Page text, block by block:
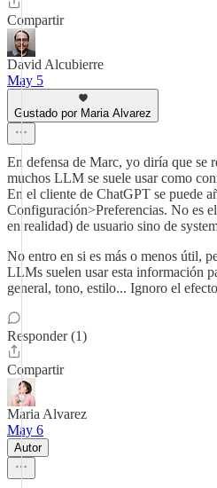
Compartir
David Alcubierre
May 5
Gustado por Maria Alvarez
En defensa de Marc, yo diría que se
muchos LLM se suele usar como
En el cliente de ChatGPT se puede
Configuración>Preferencias. No es
en realidad) de usuario sino de
No entro en si es más o menos útil,
LLMs suelen usar esta información
general, tono, estilo... Ignoro el
Responder (1)
Compartir
Maria Alvarez
May 6
Autor